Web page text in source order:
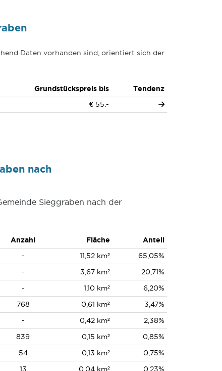
Daten vorhanden sind, orientiert sich der
Grundstückspreis bis
Tendenz
€ 55.-
nach
Sieggraben nach der
Anzahl Fläche
Anteil
- 11,52 km²
65,05%
- 3,67 km²
20,71%
- 1,10 km²
6,20%
768 0,61 km²
3,47%
- 0,42 km²
2,38%
839 0,15 km²
0,85%
54 0,13 km²
0,75%
13 0,04 km²
0,23%